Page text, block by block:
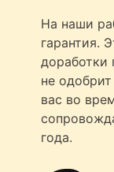
На наши
гарантия.
доработки
не
вас во
года.